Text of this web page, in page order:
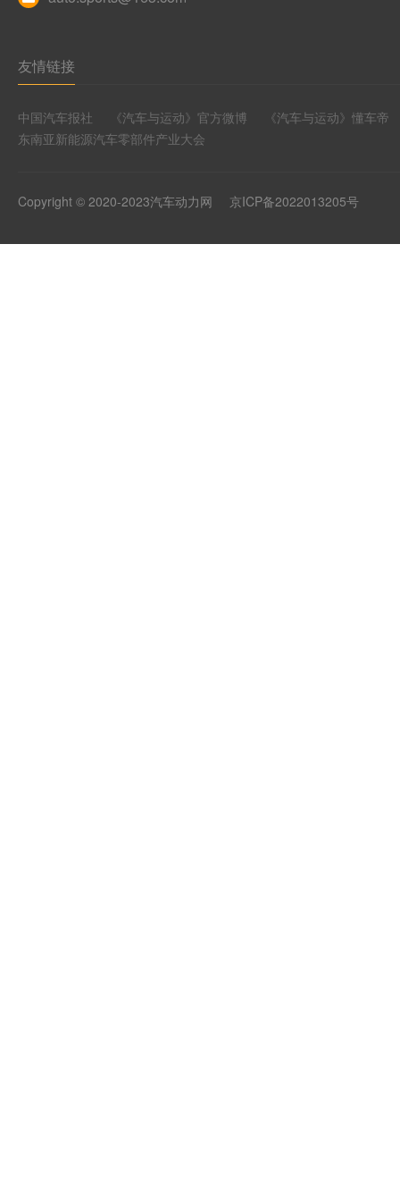
友情链接
中国汽车报社 《汽车与运动》官方微博
《汽车与运动》懂车帝
东南亚新能源汽车零部件产业大会
Copyright © 2020-2023汽车动力网 京ICP备2022013205号